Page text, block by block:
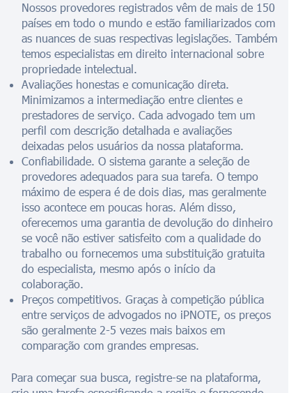
Nossos provedores registrados vêm de mais de 150
países em todo o mundo e estão familiarizados com
as nuances de suas respectivas legislações. Também
temos especialistas em direito internacional sobre
propriedade intelectual.
Avaliações honestas e comunicação direta.
Minimizamos a intermediação entre clientes e
prestadores de serviço. Cada advogado tem um
perfil com descrição detalhada e avaliações
deixadas pelos usuários da nossa plataforma.
Confiabilidade. O sistema garante a seleção de
provedores adequados para sua tarefa. O tempo
máximo de espera é de dois dias, mas geralmente
isso acontece em poucas horas. Além disso,
oferecemos uma garantia de devolução do dinheiro
se você não estiver satisfeito com a qualidade do
trabalho ou fornecemos uma substituição gratuita
do especialista, mesmo após o início da
colaboração.
Preços competitivos. Graças à competição pública
entre serviços de advogados no iPNOTE, os preços
são geralmente 2-5 vezes mais baixos em
comparação com grandes empresas.
Para começar sua busca, registre-se na plataforma,